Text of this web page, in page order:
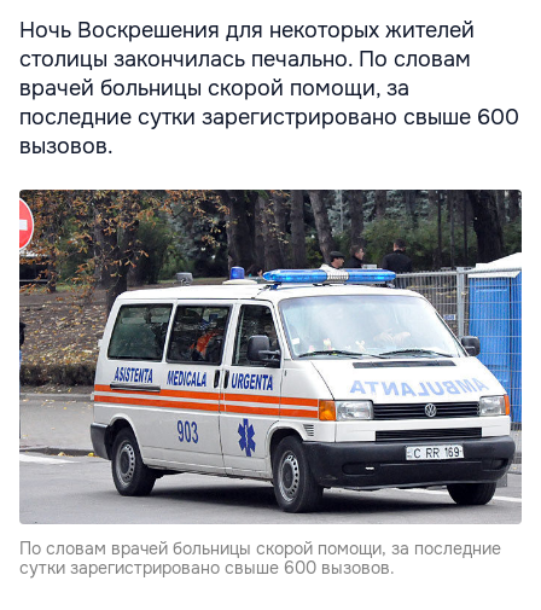
Ночь Воскрешения для некоторых жителей
столицы закончилась печально. По словам
врачей больницы скорой помощи, за
последние сутки зарегистрировано свыше 600
вызовов.
По словам врачей больницы скорой помощи, за последние
сутки зарегистрировано свыше 600 вызовов.